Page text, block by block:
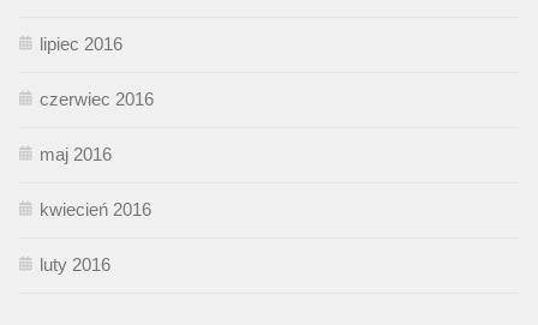
lipiec 2016
czerwiec 2016
maj 2016
kwiecień 2016
luty 2016